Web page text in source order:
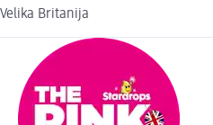
Velika Britanija